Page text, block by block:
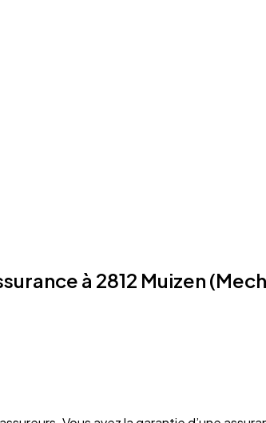
à 2812 Muizen